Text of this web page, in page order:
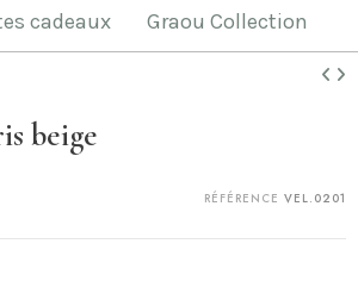
cadeaux Graou Collection
beige
RÉFÉRENCE VEL.0201